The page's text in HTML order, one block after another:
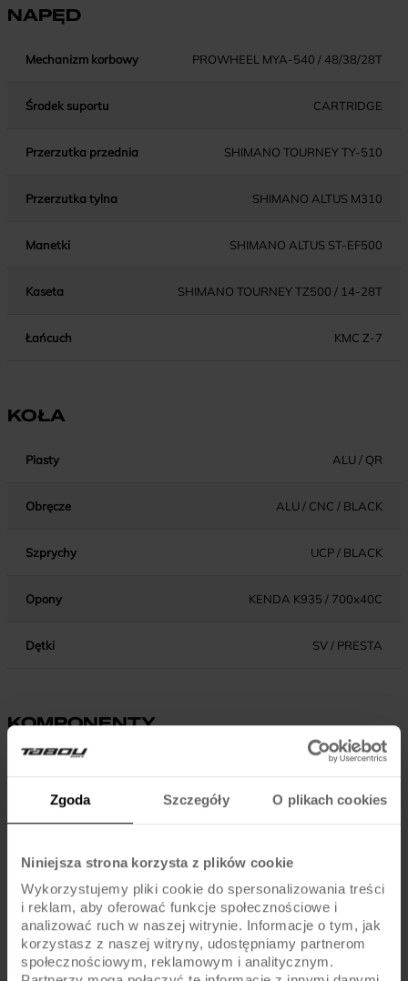
Zgoda Szczegóły O plikach cookies
Niniejsza strona korzysta z plików cookie
Wykorzystujemy pliki cookie do spersonalizowania treści
i reklam, aby oferować funkcje społecznościowe i
analizować ruch w naszej witrynie. Informacje o tym, jak
korzystasz z naszej witryny, udostępniamy partnerom
społecznościowym, reklamowym i analitycznym.
NAPĘD
Mechanizm korbowy PROWHEEL MYA-540 / 48/38/28T
Środek suportu CARTRIDGE
Przerzutka przednia SHIMANO TOURNEY TY-510
Przerzutka tylna SHIMANO ALTUS M310
Manetki SHIMANO ALTUS ST-EF500
Kaseta SHIMANO TOURNEY TZ500 / 14-28T
Łańcuch KMC Z-7
KOŁA
Piasty ALU / QR
Obręcze ALU / CNC / BLACK
Szprychy UCP / BLACK
Opony KENDA K935 / 700x40C
Dętki SV / PRESTA
KOMPONENTY
TEKTRO / V-BRAKE / ALU
Błotniki ORION / PLASTIC
Pedały STANDARD
Kierownica STEEL / 610MM